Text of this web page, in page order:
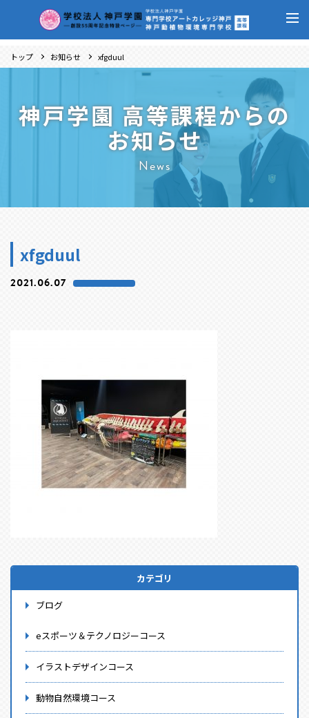
トップ お知らせ xfgduul
神戸学園 高等課程からの
お知らせ
News
xfgduul
2021.06.07
カテゴリ
ブログ
eスポーツ＆テクノロジーコース
イラストデザインコース
動物自然環境コース